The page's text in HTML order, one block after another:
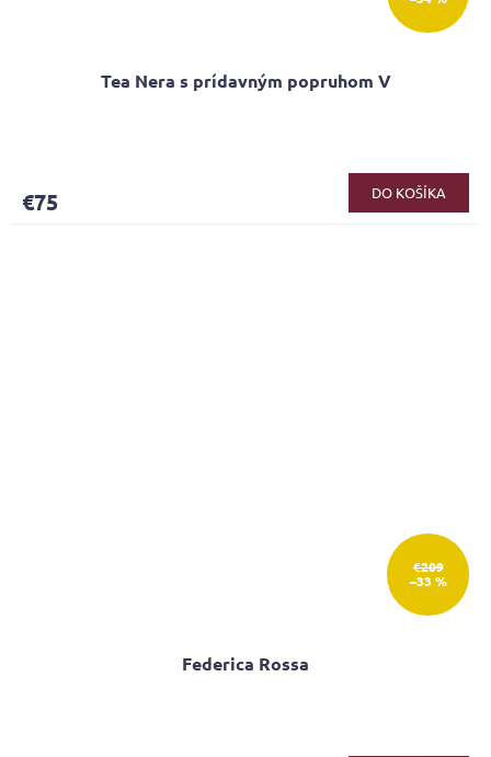
Tea Nera s prídavným popruhom V
€75 DO KOŠÍKA
€209
–33 %
Federica Rossa